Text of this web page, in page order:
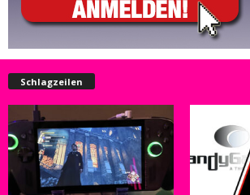
Schlagzeilen